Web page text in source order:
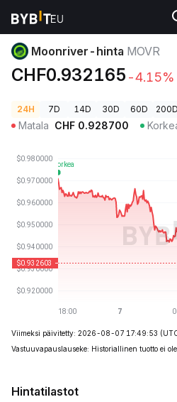
Kryptohinnat
Moonriver-hinta MOVR
CHF0.932165 -4.15%
24H 7D 14D 30D 60D 200D
Matala CHF 0.928700
Viimeksi päivitetty: 2026-08-07 17:49:53
Vastuuvapauslauseke: Historiallinen tuotto ei
Hintatilastot